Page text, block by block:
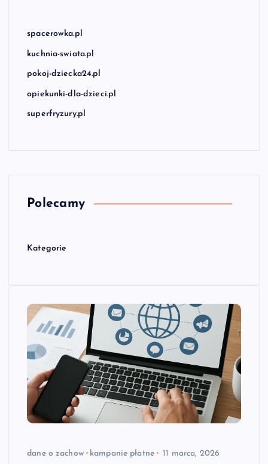
spacerowka.pl
kuchnia-swiata.pl
pokoj-dziecka24.pl
opiekunki-dla-dzieci.pl
superfryzury.pl
Polecamy
Kategorie
dane o zachow kampanie płatne 11 marca, 2026